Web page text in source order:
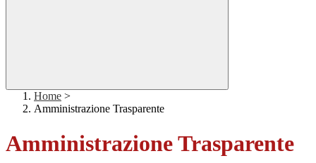
Home >
Amministrazione Trasparente
Amministrazione Trasparente